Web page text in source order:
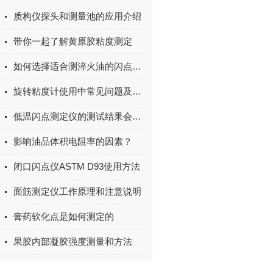
质构仪探头和测量池的应用介绍
带你一起了解黄原胶粘度测定
如何选择适合测淬火油的闪点和燃点仪器
旋转粘度计使用中常见问题及解决方案
低温闪点测定仪的测试结果会受到哪些因素影响
影响油品体积电阻率的因素？
闭口闪点仪ASTM D93使用方法
面筋测定仪工作原理和注意说明
膏药软化点是如何测定的
果胶内部凝胶强度测量和方法